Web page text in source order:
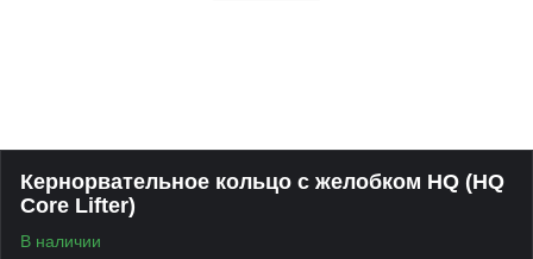
Кернорвательное кольцо с желобком HQ (HQ
Core Lifter)
В наличии